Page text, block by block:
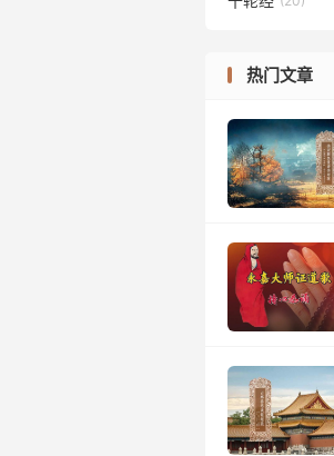
热门文章